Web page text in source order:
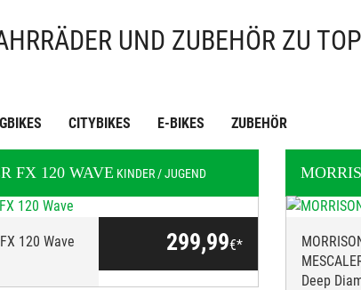
UND ZUBEHÖR ZU
CITYBIKES E-BIKES ZUBEHÖR
FX 120 WAVE KINDER / JUGEND
120 Wave
299,99€*
Deep